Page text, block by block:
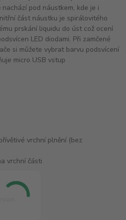
pod náustkem, kde je i
část náustku je spirálovitého
prskání liquidu do úst což ocení
LED diodami. Při zamčené
si můžete vybrat barvu podsvícení
micro USB vstup
vrchní plnění (bez
vrchní části